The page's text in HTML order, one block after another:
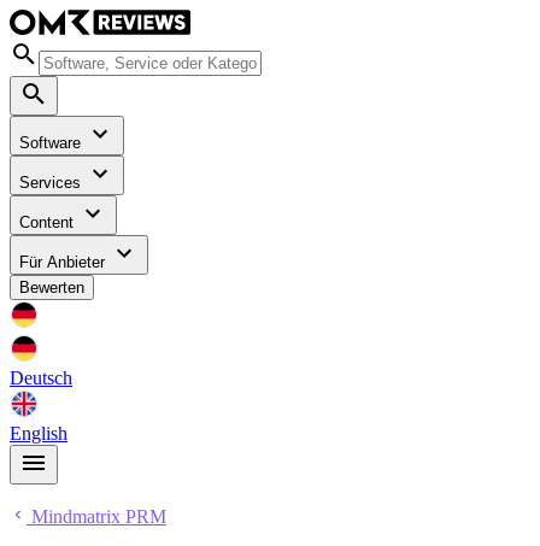
Software
Services
Content
Für Anbieter
Bewerten
Deutsch
English
Mindmatrix PRM